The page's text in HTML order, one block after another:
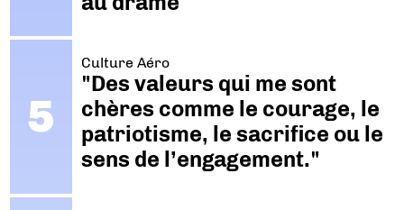
Culture Aéro
"Des valeurs qui me sont
chères comme le courage, le
patriotisme, le sacrifice ou le
sens de l’engagement."